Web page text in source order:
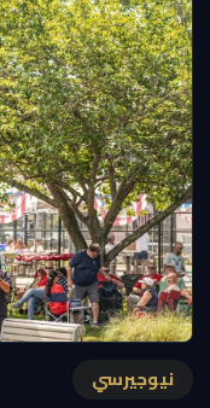
نيوجيرسي